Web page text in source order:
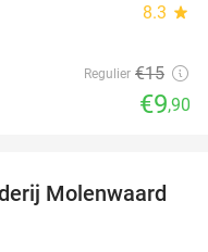
8.3 star
Regulier €15
€9,90
27%
Molenwaard